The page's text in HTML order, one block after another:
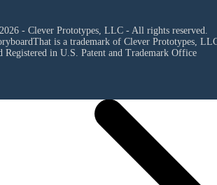
- Clever Prototypes, LLC - All rights reserved.
is a trademark of Clever Prototypes,
Registered in U.S. Patent and Trademark Office